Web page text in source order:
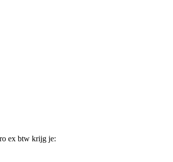
ex btw krijg je: